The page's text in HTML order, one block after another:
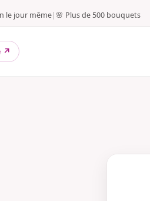
le jour même|🌸 Plus de 500 bouquets
↗